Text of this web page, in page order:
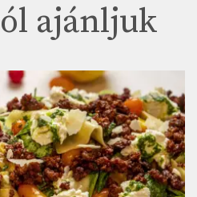
ajánljuk